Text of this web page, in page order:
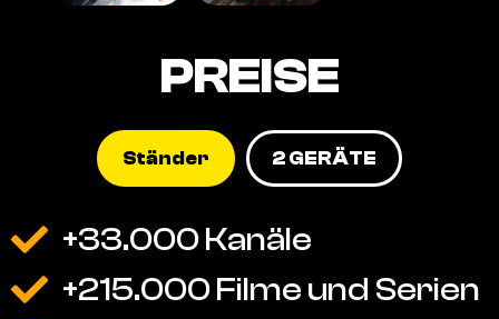
PREISE
Ständer 2 GERÄTE
+33.000 Kanäle
+215.000 Filme und Serien